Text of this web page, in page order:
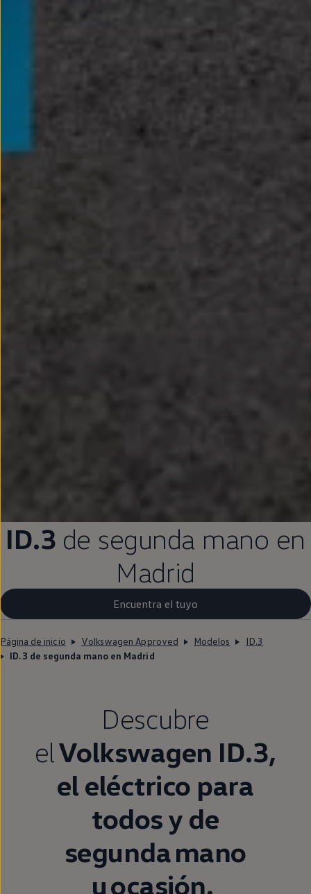
ID.3 de segunda mano en
Madrid
Encuentra el tuyo
Página de inicio Volkswagen Approved Modelos
ID.3
ID.3 de segunda mano en Madrid
Descubre
elVolkswagen ID.3,
el eléctrico para
todos y de
segundamano
u ocasión.